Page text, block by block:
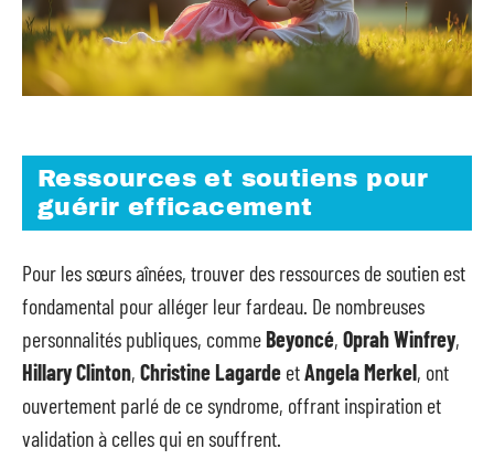
Ressources et soutiens pour
guérir efficacement
Pour les sœurs aînées, trouver des ressources de soutien est
fondamental pour alléger leur fardeau. De nombreuses
personnalités publiques, commeBeyoncé, Oprah Winfrey,
Hillary Clinton, Christine Lagarde etAngela Merkel, ont
ouvertement parlé de ce syndrome, offrant inspiration et
validation à celles qui en souffrent.